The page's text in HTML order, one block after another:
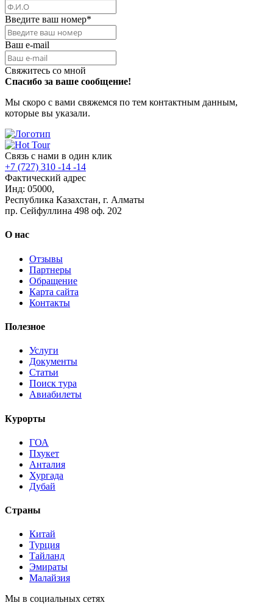
Введите ваш номер*
Ваш e-mail
Свяжитесь со мной
Спасибо за ваше сообщение!
Мы скоро с вами свяжемся по тем контактным данным,
которые вы указали.
Связь с нами в один клик
+7 (727) 310 -14 -14
Фактический адрес
Инд: 05000,
Республика Казахстан, г. Алматы
пр. Сейфуллина 498 оф. 202
О нас
Отзывы
Партнеры
Обращение
Карта сайта
Контакты
Полезное
Услуги
Документы
Статьи
Поиск тура
Авиабилеты
Курорты
ГОА
Пхукет
Анталия
Хургада
Дубай
Страны
Китай
Турция
Тайланд
Эмираты
Малайзия
Мы в социальных сетях